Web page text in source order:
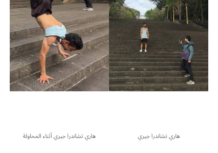
هاري تشاندرا جيري هاري تشاندرا جيري أثناء المحاولة